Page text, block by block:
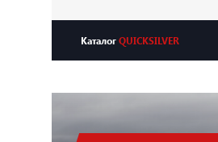
КаталогQUICKSILVER